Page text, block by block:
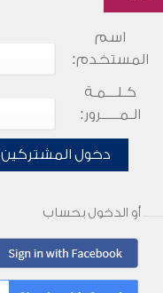
اسم
المستخدم:
كـلـــمـة
الـمـــــرور:
دخول المشتركين
أو الدخول بحساب